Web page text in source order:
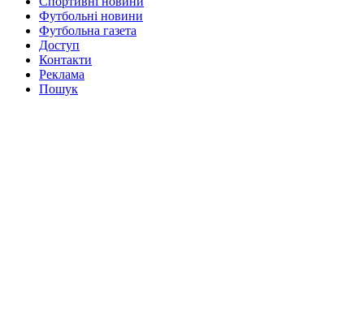
Футбольні новини
Футбольна газета
Доступ
Контакти
Реклама
Пошук